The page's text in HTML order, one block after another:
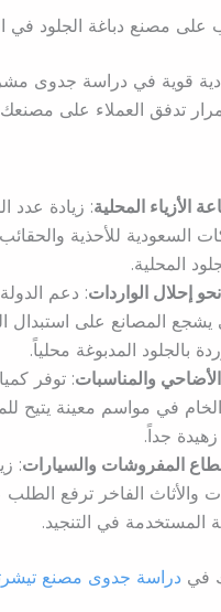
على مصنع دباغة الجلود في
قوية في دراسة جدوى
تدفق العملاء على
الأزياء المحلية: زيادة عدد
السعودية للأحذية
المحلية.
إحلال الواردات: دعم الدولة
يشجع المصانع على استبدال
بالجلود المدبوغة محلياً.
والمناسبات: توفر
في مواسم معينة يتيح
جداً.
المفروشات والسيارات:
والأثاث الفاخر ترفع الطلب
المستخدمة في التنجيد.
في دراسة جدوى مصنع